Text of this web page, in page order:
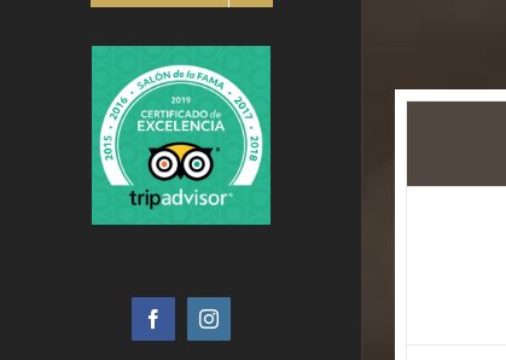
FacebookInstagram